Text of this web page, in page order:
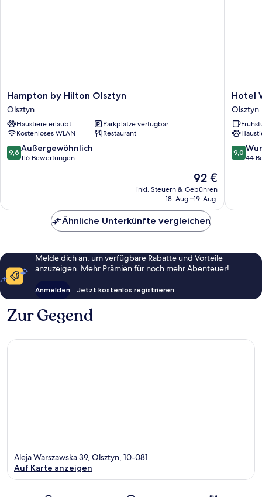
Hampton
by
Hilton
Olsztyn
Olsztyn
Hampton by Hilton Olsztyn
Olsztyn
Haustiere erlaubt
Parkplätze verfügbar
Kostenloses WLAN
Restaurant
9.6
von
9,6 Außergewöhnlich
116 Bewertungen
Der
Preis
beträgt
92 €
inkl. Steuern & Gebühren
18. Aug.–19. Aug.
Hotel
Wileński
Olsztyn
Hotel
Olsztyn
9.0
von
9,0
44
Ähnliche Unterkünfte vergleichen
Melde dich an, um verfügbare Rabatte und Vorteile
anzuzeigen. Mehr Prämien für noch mehr Abenteuer!
Anmelden Jetzt kostenlos registrieren
Zur Gegend
Aleja Warszawska 39, Olsztyn, 10-081
Auf Karte anzeigen